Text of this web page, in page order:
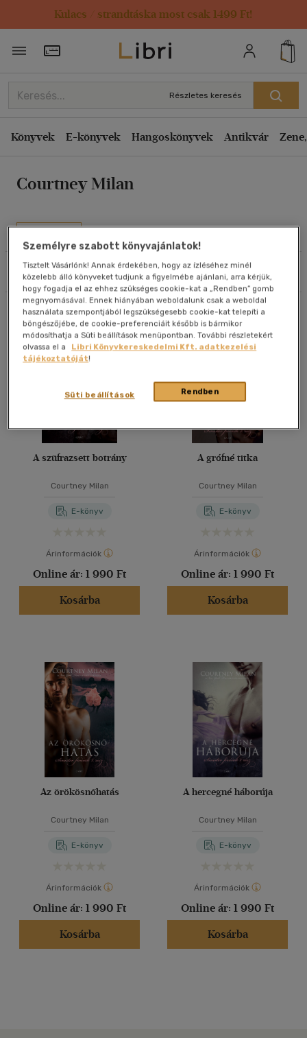
Kulacs / strandtáska most csak 1499 Ft!
Törzsvásárlói Kártya adatai
Részletes keresés
Könyvek E-könyvek Hangoskönyvek Antikvár
Courtney Milan
Szűrés Rendezés
Rendezés
Kiadás éve szerint csökkenő
Ár szerint csökkenő
Eladott darabszám szerint csökkenő
Cím szerint A-Z
Szerző szerint A-Z
Megjelenítés
20 db / oldal
40 db / oldal
Alkalmaz
Összesen4db
A szüfrazsett botrány
Courtney Milan
E-könyv
Árinformációk
Online ár: 1 990 Ft
Kosárba
A grófné titka
Courtney Milan
E-könyv
Árinformációk
Online ár: 1 990 Ft
Kosárba
Az örökösnőhatás
Courtney Milan
E-könyv
Árinformációk
Online ár: 1 990 Ft
Kosárba
A hercegné háborúja
Courtney Milan
E-könyv
Árinformációk
Online ár: 1 990 Ft
Kosárba
Személyre szabott könyvajánlatok!
Tisztelt Vásárlónk! Annak érdekében, hogy az ízléséhez minél
közelebb álló könyveket tudjunk a figyelmébe ajánlani, arra kérjük,
hogy fogadja el az ehhez szükséges cookie-kat a „Rendben” gomb
megnyomásával. Ennek hiányában weboldalunk csak a weboldal
használata szempontjából legszükségesebb cookie-kat telepíti a
böngészőjébe, de cookie-preferenciáit később is bármikor
módosíthatja a Süti beállítások menüpontban. További részletekért
olvassa el a
Libri Könyvkereskedelmi Kft. adatkezelési
tájékoztatóját!
Rendben
Süti beállítások